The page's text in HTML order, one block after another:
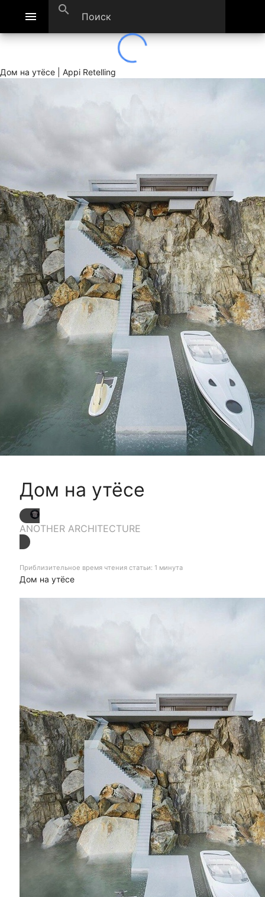
menu search
Дом на утёсе | Appi Retelling
Дом на утёсе
ANOTHER ARCHITECTURE
Приблизительное время чтения статьи: 1 минута
Дом на утёсе